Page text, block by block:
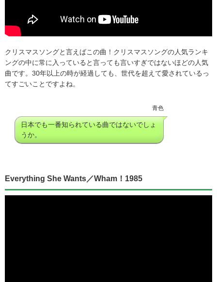
クリスマスソングと言えばこの曲！クリスマスソングの人気ランキ
ングの中に常に入っていると言っても言いすぎではないほどの人気
曲です。30年以上の時が経過しても、世代を超えて愛されているっ
てすごいことですよね。
青色
日本でも一番知られている曲ではないでしょ
うか。
Everything She Wants／Wham！1985